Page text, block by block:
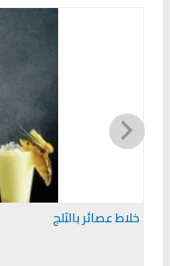
خلاط عصائر بالثلج